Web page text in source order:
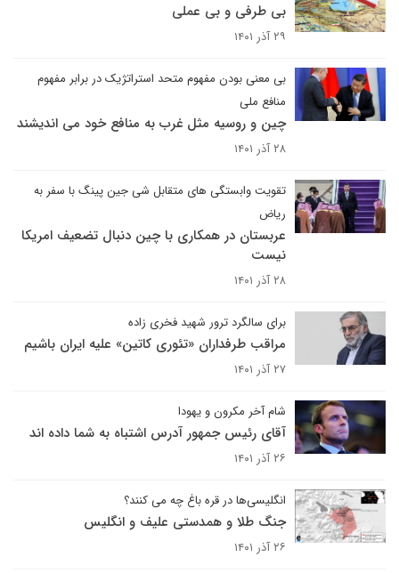
بی طرفی و بی عملی
۲۹ آذر ۱۴۰۱
بی معنی بودن مفهوم متحد استراتژیک در برابر مفهوم
منافع ملی
چین و روسیه مثل غرب به منافع خود می اندیشند
۲۸ آذر ۱۴۰۱
تقویت وابستگی های متقابل شی جین پینگ با سفر به
ریاض
عربستان در همکاری با چین دنبال تضعیف امریکا
نیست
۲۸ آذر ۱۴۰۱
برای سالگرد ترور شهید فخری زاده
مراقب طرفداران «تئوری کاتین» علیه ایران باشیم
۲۷ آذر ۱۴۰۱
شام آخر مکرون و یهودا
آقای رئیس جمهور آدرس اشتباه به شما داده اند
۲۶ آذر ۱۴۰۱
انگلیسی‌ها در قره باغ چه می کنند؟
جنگ طلا و همدستی علیف و انگلیس
۲۶ آذر ۱۴۰۱